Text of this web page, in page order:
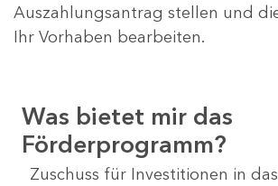
Auszahlungsantrag stellen und
Ihr Vorhaben bearbeiten.
Was bietet mir das
Förderprogramm?
Zuschuss für Investitionen in das